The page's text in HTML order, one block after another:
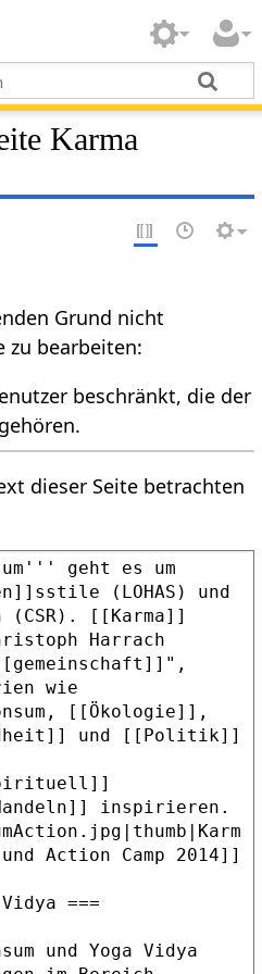
Karma
Grund nicht
zu bearbeiten:
beschränkt, die der
dieser Seite betrachten